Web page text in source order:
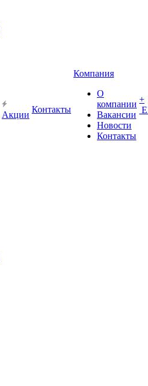
Акции
Контакты
Компания
О
компании
Вакансии
Новости
Контакты
+